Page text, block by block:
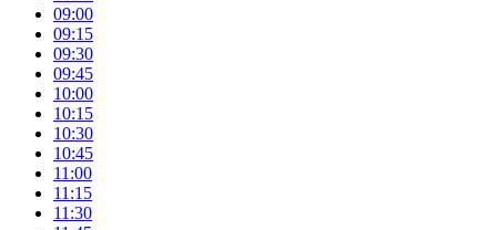
09:00
09:15
09:30
09:45
10:00
10:15
10:30
10:45
11:00
11:15
11:30